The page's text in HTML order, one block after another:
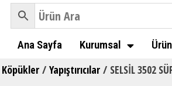
Ana Sayfa Kurumsal
/ Yapıştırıcılar / SELSİL 3502